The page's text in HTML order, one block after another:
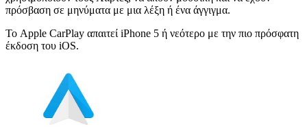
πρόσβαση σε μηνύματα με μια λέξη ή ένα άγγιγμα.
Το Apple CarPlay απαιτεί iPhone 5 ή νεότερο με την πιο πρόσφατη
έκδοση του iOS.